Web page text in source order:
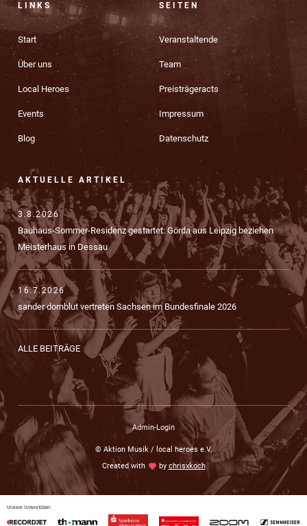
LINKS
Start
Über uns
Local Heroes
Events
Blog
SEITEN
Veranstaltende
Team
Preisträgeracts
Impressum
Datenschutz
AKTUELLE ARTIKEL
3.8.2026
Bauhaus-Sommer-Residenz gestartet: Görda aus Leipzig beziehen
Meisterhaus in Dessau
16.7.2026
sander dornblut vertreten Sachsen im Bundesfinale 2026
ALLE BEITRÄGE
Admin-Login
© Aktion Musik / local heroes e.V.
Created withlove by chrisxkoch
Unsere Unterstützer: